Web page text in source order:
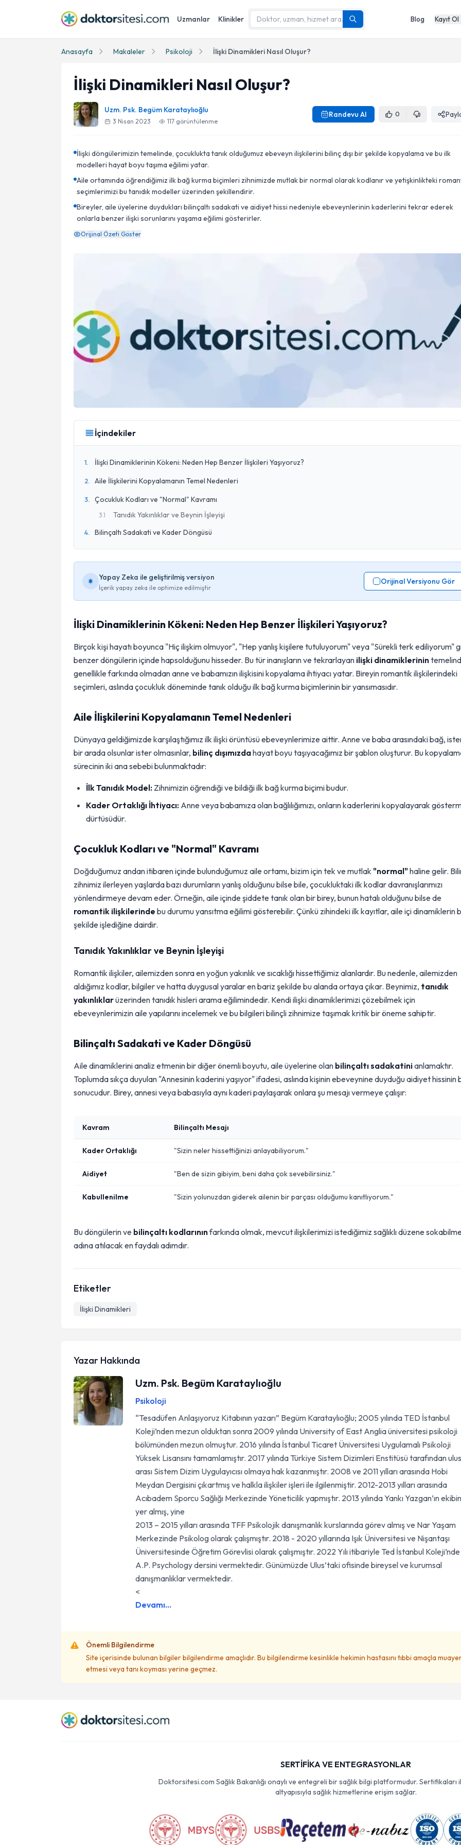
Uzmanlar Klinikler Blog Kayıt Ol
Anasayfa Makaleler Psikoloji İlişki Dinamikleri Nasıl Oluşur?
İlişki Dinamikleri Nasıl Oluşur?
Uzm. Psk. Begüm Karataylıoğlu
3 Nisan 2023 117 görüntülenme
Randevu Al 0
İlişki döngülerimizin temelinde, çocuklukta tanık olduğumuz ebeveyn ilişkilerini bilinç dışı bir şekilde kopyalama ve bu ilk
modelleri hayat boyu taşıma eğilimi yatar.
Aile ortamında öğrendiğimiz ilk bağ kurma biçimleri zihnimizde mutlak bir normal olarak kodlanır ve yetişkinlikteki
seçimlerimizi bu tanıdık modeller üzerinden şekillendirir.
Bireyler, aile üyelerine duydukları bilinçaltı sadakati ve aidiyet hissi nedeniyle ebeveynlerinin kaderlerini tekrar ederek
onlarla benzer ilişki sorunlarını yaşama eğilimi gösterirler.
Orijinal Özeti Göster
İçindekiler
1. İlişki Dinamiklerinin Kökeni: Neden Hep Benzer İlişkileri Yaşıyoruz?
2. Aile İlişkilerini Kopyalamanın Temel Nedenleri
3. Çocukluk Kodları ve "Normal" Kavramı
3.1 Tanıdık Yakınlıklar ve Beynin İşleyişi
4. Bilinçaltı Sadakati ve Kader Döngüsü
Yapay Zeka ile geliştirilmiş versiyon
İçerik yapay zeka ile optimize edilmiştir
Orijinal Versiyonu Gör
İlişki Dinamiklerinin Kökeni: Neden Hep Benzer İlişkileri Yaşıyoruz?
Birçok kişi hayatı boyunca "Hiç ilişkim olmuyor", "Hep yanlış kişilere tutuluyorum" veya "Sürekli terk ediliyorum"
benzer döngülerin içinde hapsolduğunu hisseder. Bu tür inanışların ve tekrarlayan ilişki dinamiklerinin
genellikle farkında olmadan anne ve babamızın ilişkisini kopyalama ihtiyacı yatar. Bireyin romantik ilişkilerindeki
seçimleri, aslında çocukluk döneminde tanık olduğu ilk bağ kurma biçimlerinin bir yansımasıdır.
Aile İlişkilerini Kopyalamanın Temel Nedenleri
Dünyaya geldiğimizde karşılaştığımız ilk ilişki örüntüsü ebeveynlerimize aittir. Anne ve baba arasındaki bağ,
bir arada olsunlar ister olmasınlar, bilinç dışımızdahayat boyu taşıyacağımız bir şablon oluşturur. Bu
sürecinin iki ana sebebi bulunmaktadır:
İlk Tanıdık Model: Zihnimizin öğrendiği ve bildiği ilk bağ kurma biçimi budur.
Kader Ortaklığı İhtiyacı: Anne veya babamıza olan bağlılığımızı, onların kaderlerini kopyalayarak
dürtüsüdür.
Çocukluk Kodları ve "Normal" Kavramı
Doğduğumuz andan itibaren içinde bulunduğumuz aile ortamı, bizim için tek ve mutlak "normal"haline gelir.
zihnimiz ilerleyen yaşlarda bazı durumların yanlış olduğunu bilse bile, çocukluktaki ilk kodlar davranışlarımızı
yönlendirmeye devam eder. Örneğin, aile içinde şiddete tanık olan bir birey, bunun hatalı olduğunu bilse de
romantik ilişkilerinde bu durumu yansıtma eğilimi gösterebilir. Çünkü zihindeki ilk kayıtlar, aile içi dinamiklerin
şekilde işlediğine dairdir.
Tanıdık Yakınlıklar ve Beynin İşleyişi
Romantik ilişkiler, ailemizden sonra en yoğun yakınlık ve sıcaklığı hissettiğimiz alanlardır. Bu nedenle, ailemizden
aldığımız kodlar, bilgiler ve hatta duygusal yaralar en bariz şekilde bu alanda ortaya çıkar. Beynimiz, tanıdık
yakınlıklarüzerinden tanıdık hisleri arama eğilimindedir. Kendi ilişki dinamiklerimizi çözebilmek için
ebeveynlerimizin aile yapılarını incelemek ve bu bilgileri bilinçli zihnimize taşımak kritik bir öneme sahiptir.
Bilinçaltı Sadakati ve Kader Döngüsü
Aile dinamiklerini analiz etmenin bir diğer önemli boyutu, aile üyelerine olan bilinçaltı sadakatinianlamaktır.
Toplumda sıkça duyulan "Annesinin kaderini yaşıyor" ifadesi, aslında kişinin ebeveynine duyduğu aidiyet hissinin
sonucudur. Birey, annesi veya babasıyla aynı kaderi paylaşarak onlara şu mesajı vermeye çalışır:
Kavram Bilinçaltı Mesajı
Kader Ortaklığı "Sizin neler hissettiğinizi anlayabiliyorum."
Aidiyet "Ben de sizin gibiyim, beni daha çok sevebilirsiniz."
Kabullenilme "Sizin yolunuzdan giderek ailenin bir parçası olduğumu kanıtlıyorum."
Bu döngülerin ve bilinçaltı kodlarınınfarkında olmak, mevcut ilişkilerimizi istediğimiz sağlıklı düzene
adına atılacak en faydalı adımdır.
Etiketler
İlişki Dinamikleri
Yazar Hakkında
Uzm. Psk. Begüm Karataylıoğlu
Psikoloji
“Tesadüfen Anlaşıyoruz Kitabının yazarı” Begüm Karataylıoğlu; 2005 yılında TED İstanbul
Koleji’nden mezun olduktan sonra 2009 yılında University of East Anglia üniversitesi psikoloji
bölümünden mezun olmuştur. 2016 yılında İstanbul Ticaret Üniversitesi Uygulamalı Psikoloji
Yüksek Lisansını tamamlamıştır. 2017 yılında Türkiye Sistem Dizimleri Enstitüsü tarafından
arası Sistem Dizim Uygulayıcısı olmaya hak kazanmıştır. 2008 ve 2011 yılları arasında Hobi
Meydan Dergisini çıkartmış ve halkla ilişkiler işleri ile ilgilenmiştir. 2012-2013 yılları arasında
Acıbadem Sporcu Sağlığı Merkezinde Yöneticilik yapmıştır. 2013 yılında Yankı Yazgan’ın
yer almış, yine
2013 – 2015 yılları arasında TFF Psikolojik danışmanlık kurslarında görev almış ve Nar Yaşam
Merkezinde Psikolog olarak çalışmıştır. 2018 - 2020 yıllarında Işık Üniversitesi ve Nişantaşı
Üniversitesinde Öğretim Görevlisi olarak çalışmıştır. 2022 Yılı itibariyle Ted İstanbul Koleji’nde
A.P. Psychology dersini vermektedir. Günümüzde Ulus’taki ofisinde bireysel ve kurumsal
danışmanlıklar vermektedir.
<
Devamı...
Önemli Bilgilendirme
Site içerisinde bulunan bilgiler bilgilendirme amaçlıdır. Bu bilgilendirme kesinlikle hekimin hastasını tıbbi amaçla
etmesi veya tanı koyması yerine geçmez.
SERTİFİKA VE ENTEGRASYONLAR
Doktorsitesi.com Sağlık Bakanlığı onaylı ve entegreli bir sağlık bilgi platformudur.
altyapısıyla sağlık hizmetlerine erişim sağlar.